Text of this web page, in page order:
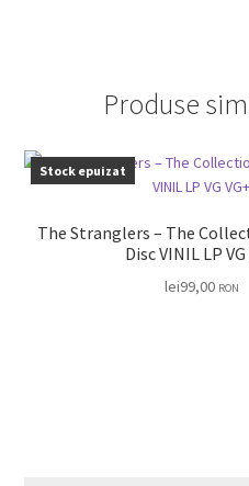
Produse
Stock epuizat
The Stranglers – The
Disc
lei99,00 RON